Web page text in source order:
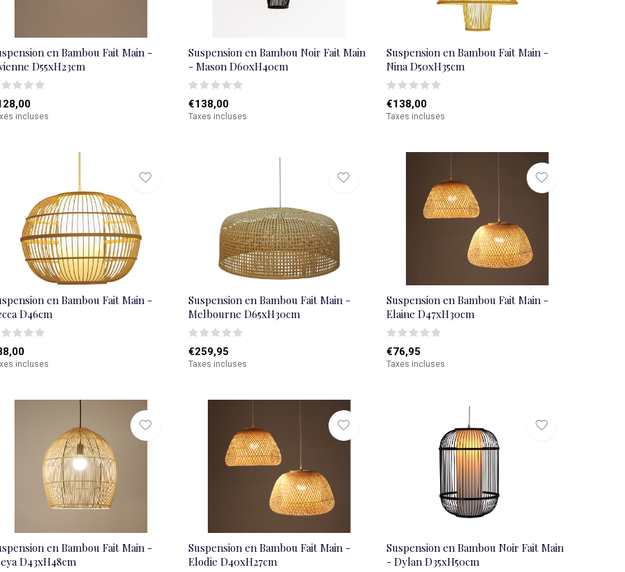
en Bambou Fait Main -
D55xH23cm
incluses
Suspension en Bambou Noir Fait Main
- Mason D60xH40cm
€138,00
Taxes incluses
Suspension en Bambou Fait Main -
Nina D50xH35cm
€138,00
Taxes incluses
en Bambou Fait Main -
D46cm
incluses
Suspension en Bambou Fait Main -
Melbourne D65xH30cm
€259,95
Taxes incluses
Suspension en Bambou Fait Main -
Elaine D47xH30cm
€76,95
Taxes incluses
en Bambou Fait Main -
D43xH48cm
Suspension en Bambou Fait Main -
Elodie D40xH27cm
Suspension en Bambou Noir Fait Main
- Dylan D35xH50cm